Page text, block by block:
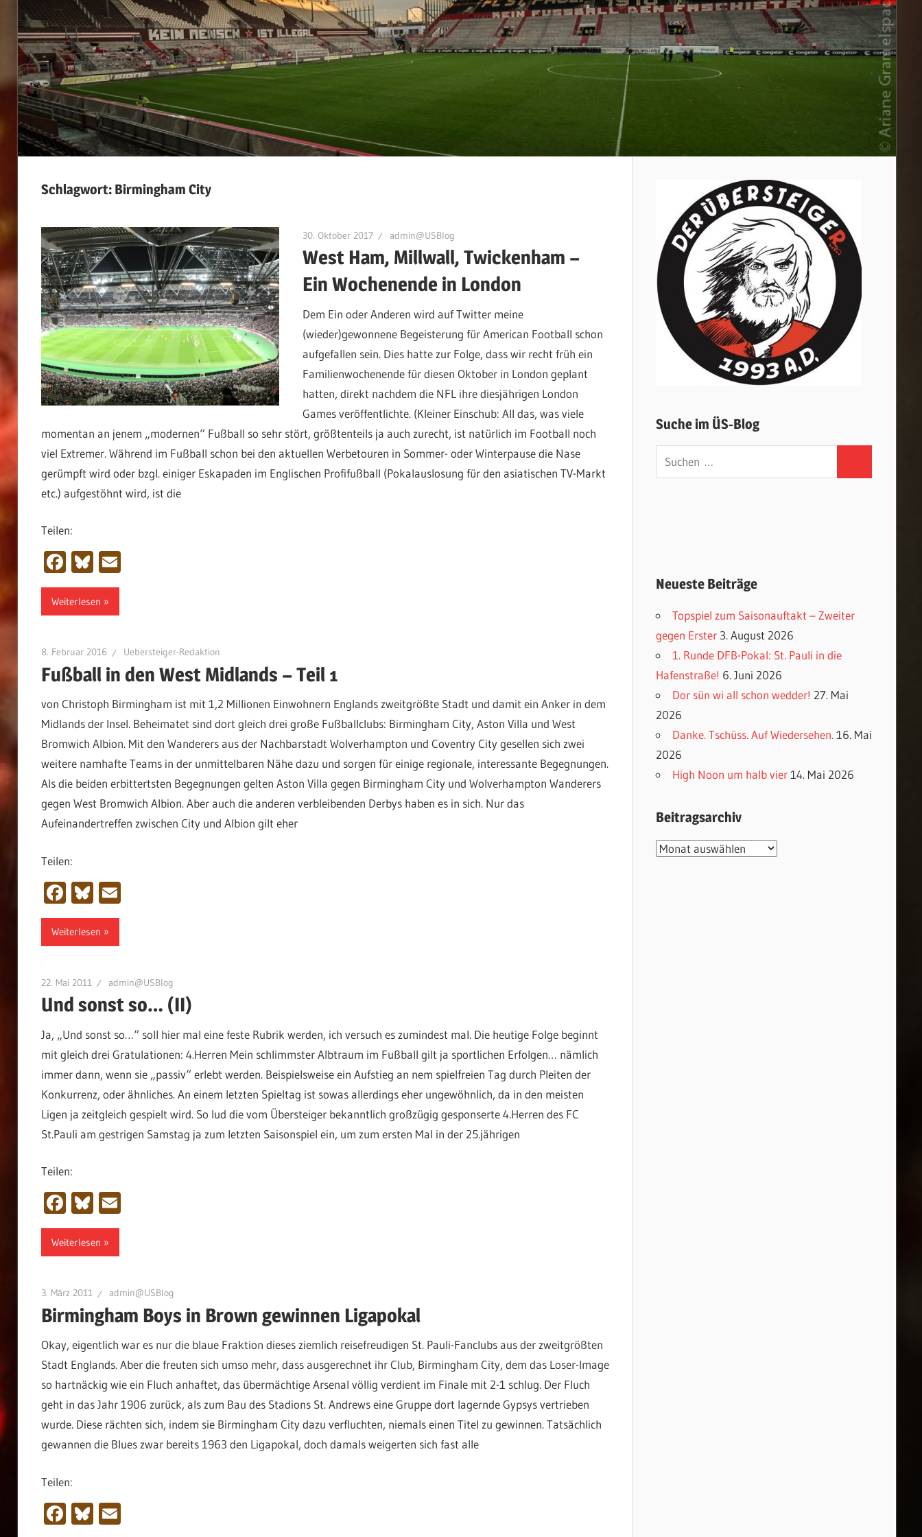
Schlagwort: Birmingham City
30. Oktober 2017 admin@USBlog
West Ham, Millwall, Twickenham –
Ein Wochenende in London
Dem Ein oder Anderen wird auf Twitter meine
(wieder)gewonnene Begeisterung für American Football schon
aufgefallen sein. Dies hatte zur Folge, dass wir recht früh ein
Familienwochenende für diesen Oktober in London geplant
hatten, direkt nachdem die NFL ihre diesjährigen London
Games veröffentlichte. (Kleiner Einschub: All das, was viele
momentan an jenem „modernen“ Fußball so sehr stört, größtenteils ja auch zurecht, ist natürlich im Football noch
viel Extremer. Während im Fußball schon bei den aktuellen Werbetouren in Sommer- oder Winterpause die Nase
gerümpft wird oder bzgl. einiger Eskapaden im Englischen Profifußball (Pokalauslosung für den asiatischen TV-Markt
etc.) aufgestöhnt wird, ist die
Teilen:
Facebook
Bluesky
Email
Weiterlesen
8. Februar 2016 Uebersteiger-Redaktion
Fußball in den West Midlands – Teil 1
von Christoph Birmingham ist mit 1,2 Millionen Einwohnern Englands zweitgrößte Stadt und damit ein Anker in dem
Midlands der Insel. Beheimatet sind dort gleich drei große Fußballclubs: Birmingham City, Aston Villa und West
Bromwich Albion. Mit den Wanderers aus der Nachbarstadt Wolverhampton und Coventry City gesellen sich zwei
weitere namhafte Teams in der unmittelbaren Nähe dazu und sorgen für einige regionale, interessante Begegnungen.
Als die beiden erbittertsten Begegnungen gelten Aston Villa gegen Birmingham City und Wolverhampton Wanderers
gegen West Bromwich Albion. Aber auch die anderen verbleibenden Derbys haben es in sich. Nur das
Aufeinandertreffen zwischen City und Albion gilt eher
Teilen:
Facebook
Bluesky
Email
Weiterlesen
22. Mai 2011 admin@USBlog
Und sonst so… (II)
Ja, „Und sonst so…“ soll hier mal eine feste Rubrik werden, ich versuch es zumindest mal. Die heutige Folge beginnt
mit gleich drei Gratulationen: 4.Herren Mein schlimmster Albtraum im Fußball gilt ja sportlichen Erfolgen… nämlich
immer dann, wenn sie „passiv“ erlebt werden. Beispielsweise ein Aufstieg an nem spielfreien Tag durch Pleiten der
Konkurrenz, oder ähnliches. An einem letzten Spieltag ist sowas allerdings eher ungewöhnlich, da in den meisten
Ligen ja zeitgleich gespielt wird. So lud die vom Übersteiger bekanntlich großzügig gesponserte 4.Herren des FC
St.Pauli am gestrigen Samstag ja zum letzten Saisonspiel ein, um zum ersten Mal in der 25.jährigen
Teilen:
Facebook
Bluesky
Email
Weiterlesen
3. März 2011 admin@USBlog
Birmingham Boys in Brown gewinnen Ligapokal
Okay, eigentlich war es nur die blaue Fraktion dieses ziemlich reisefreudigen St. Pauli-Fanclubs aus der zweitgrößten
Stadt Englands. Aber die freuten sich umso mehr, dass ausgerechnet ihr Club, Birmingham City, dem das Loser-Image
so hartnäckig wie ein Fluch anhaftet, das übermächtige Arsenal völlig verdient im Finale mit 2-1 schlug. Der Fluch
geht in das Jahr 1906 zurück, als zum Bau des Stadions St. Andrews eine Gruppe dort lagernde Gypsys vertrieben
wurde. Diese rächten sich, indem sie Birmingham City dazu verfluchten, niemals einen Titel zu gewinnen. Tatsächlich
gewannen die Blues zwar bereits 1963 den Ligapokal, doch damals weigerten sich fast alle
Teilen:
Facebook
Bluesky
Email
Suche im ÜS-Blog
Suchen
nach:
Neueste Beiträge
Topspiel zum Saisonauftakt – Zweiter
gegen Erster 3. August 2026
1. Runde DFB-Pokal: St. Pauli in die
Hafenstraße! 6. Juni 2026
Dor sün wi all schon wedder! 27. Mai
2026
Danke. Tschüss. Auf Wiedersehen. 16. Mai
2026
High Noon um halb vier 14. Mai 2026
Beitragsarchiv
Beitragsarchiv